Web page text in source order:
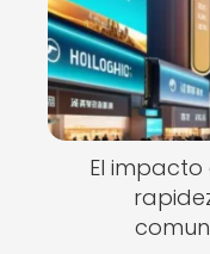
El